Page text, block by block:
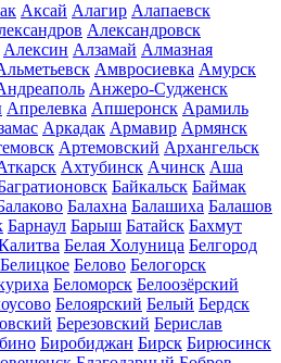
Аксай Алагир Алапаевск
Александровск
Алексин Алзамай Алмазная
Амвросиевка Амурск
Анжеро-Судженск
Апрелевка Апшеронск Арамиль
Аркадак Армавир Армянск
Артемовский Архангельск
Ахтубинск Ачинск Аша
Байкальск Баймак
Балахна Балашиха Балашов
Барнаул Барыш Батайск Бахмут
Белая Холуница Белгород
Белицкое Белово Белогорск
Беломорск Белоозёрский
Белоярский Белый Бердск
Березовский Берислав
Биробиджан Бирск Бирюсинск